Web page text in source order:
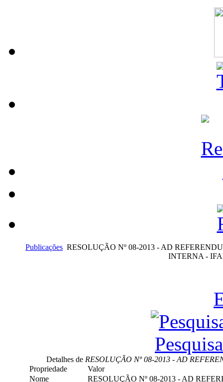
Publicações RESOLUÇÃO Nº 08-2013 - AD
INTERNA -
Detalhes deRESOLUÇÃO Nº 08-2013 - AD
Propriedade
Valor
Nome
RESOLUÇÃO Nº 08-2013 - AD